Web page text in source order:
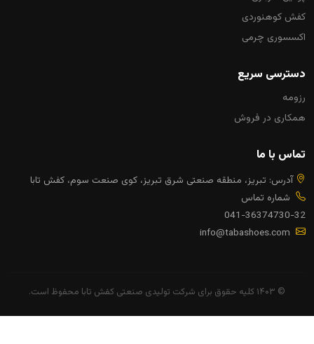
کفش کوهنوردی
اکسسوری چرمی
دسترسی سریع
رزومه
همکاری در فروش
تماس با ما
آدرس: تبریز، منطقه صنعتی شرق تبریز، کوی صنعت سوم، کفش تابا
شماره تماس
041-36374730-32
info@tabashoes.com
© ۱۴۰۳ کلیه حقوق برای شرکت تولیدی صنعتی کفش تابا محفوظ است.